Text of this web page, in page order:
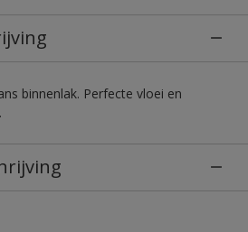
binnenlak. Perfecte vloei en